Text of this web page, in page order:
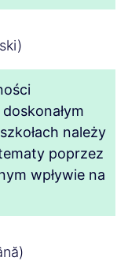
należy
poprzez
wpływie na